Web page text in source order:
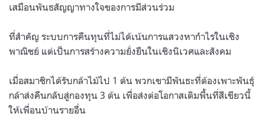
เสมือนพันธสัญญาทางใจของการมีส่วนร่วม
ที่สำคัญ ระบบการคืนทุนที่ไม่ได้เน้นการแสวงหากำไรในเชิง
พาณิชย์ แต่เป็นการสร้างความยั่งยืนในเชิงนิเวศและสังคม
เมื่อสมาชิกได้รับกล้าไม้ไป 1 ต้น พวกเขามีพันธะที่ต้องเพาะพันธุ์
กล้าส่งคืนกลับสู่กองทุน 3 ต้น เพื่อส่งต่อโอกาสเติมพื้นที่สีเขียวนี้
ให้เพื่อนบ้านรายอื่น